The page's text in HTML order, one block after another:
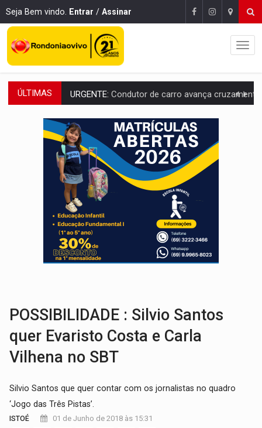
Seja Bem vindo. Entrar / Assinar
ÚLTIMAS URGENTE: Condutor de carro avança cruzamento e deixa
'OS OLHOS DO BRASIL':Emanuel Neri transforma indignação e esperança em
SOB INVESTIGAÇÃO: Dentista de PVH é denunciado por transmitir HIV
ESQUEMA DE FRAUDES:Polícia Civil deflagra a terceira fase da
ASSESSOR FLAGRADO: Empresa e ONG que recebeu R$ 12 mi em emendas
INFLUENCIARIA ELEIÇÕES:Justiça Eleitoral manda tirar vídeo com suposta
CONEXÃO RONDONIAOVIVO:Marcio Barreto, pres. da ABAV-RO, alerta sobre golpes
DA RECICLAGEM AO SUCESSO:A trajetória de superação de
POSSIBILIDADE : Silvio Santos
quer Evaristo Costa e Carla
Vilhena no SBT
Silvio Santos que quer contar com os jornalistas no quadro
‘Jogo das Três Pistas’.
ISTOÉ 01 de Junho de 2018 às 15:31